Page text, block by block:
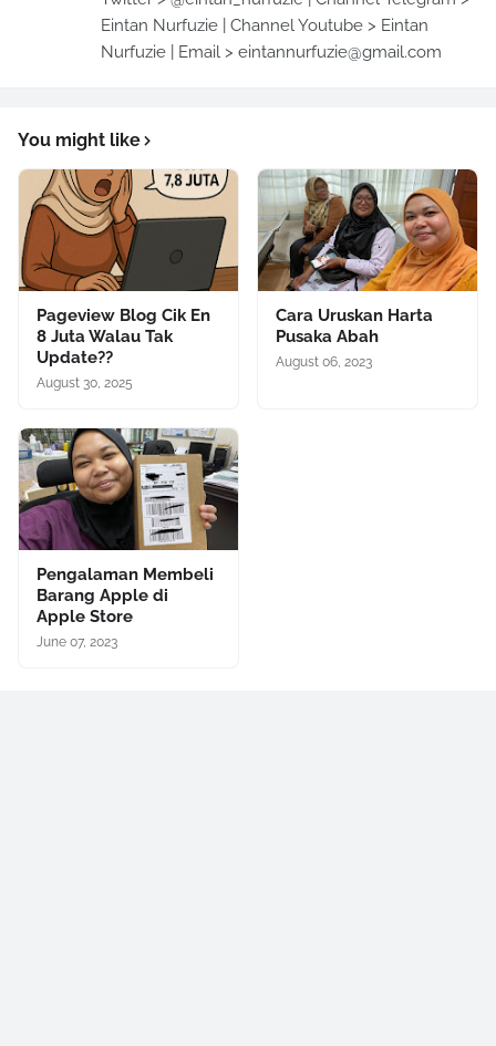
Eintan Nurfuzie | Channel Youtube > Eintan
Nurfuzie | Email > eintannurfuzie@gmail.com
You might like
Pageview Blog Cik En
8 Juta Walau Tak
Update??
August 30, 2025
Cara Uruskan Harta
Pusaka Abah
August 06, 2023
Pengalaman Membeli
Barang Apple di
Apple Store
June 07, 2023